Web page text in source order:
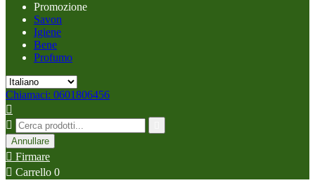
Promozione
Savon
Igiene
Bene
Profumo
Chiamaci: 0601806456


Annullare
 Firmare
 Carrello 0